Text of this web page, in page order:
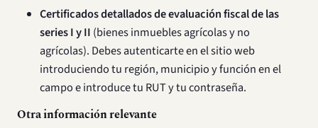
Certificados detallados de evaluación fiscal de las
series I y II (bienes inmuebles agrícolas y no
agrícolas). Debes autenticarte en el sitio web
introduciendo tu región, municipio y función en el
campo e introduce tu RUT y tu contraseña.
Otra información relevante